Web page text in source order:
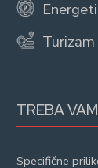
Turizam
TREBA
Specifične